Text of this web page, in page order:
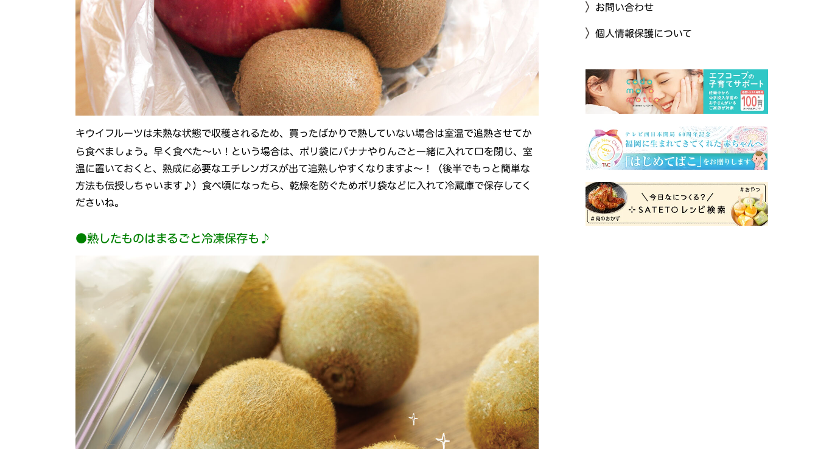
キウイフルーツは未熟な状態で収穫されるため、買ったばかりで熟していない場合は室温で追熟させてか
ら食べましょう。早く食べた～い！という場合は、ポリ袋にバナナやりんごと一緒に入れて口を閉じ、室
温に置いておくと、熟成に必要なエチレンガスが出て追熟しやすくなりますよ～！（後半でもっと簡単な
方法も伝授しちゃいます♪）食べ頃になったら、乾燥を防ぐためポリ袋などに入れて冷蔵庫で保存してく
ださいね。
●熟したものはまるごと冷凍保存も♪
お問い合わせ
個人情報保護について